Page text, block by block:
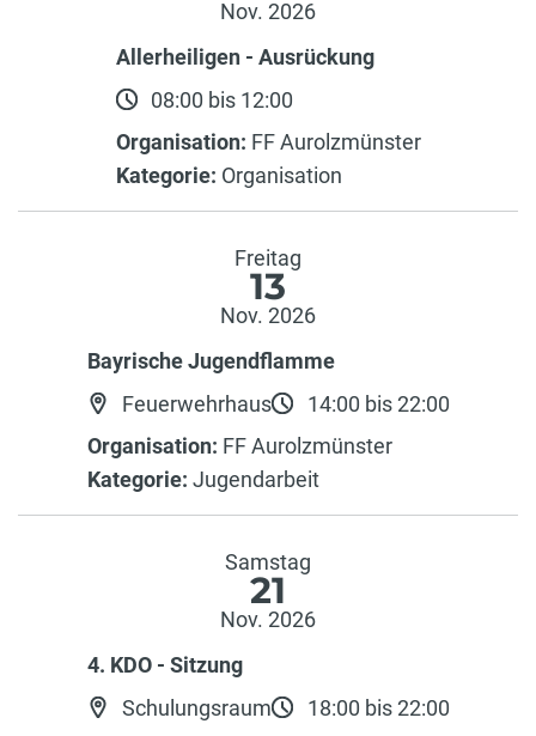
Nov. 2026
Allerheiligen - Ausrückung
08:00 bis 12:00
Organisation: FF Aurolzmünster
Kategorie: Organisation
Freitag
13
Nov. 2026
Bayrische Jugendflamme
Feuerwehrhaus
14:00 bis 22:00
Organisation: FF Aurolzmünster
Kategorie: Jugendarbeit
Samstag
21
Nov. 2026
4. KDO - Sitzung
Schulungsraum
18:00 bis 22:00